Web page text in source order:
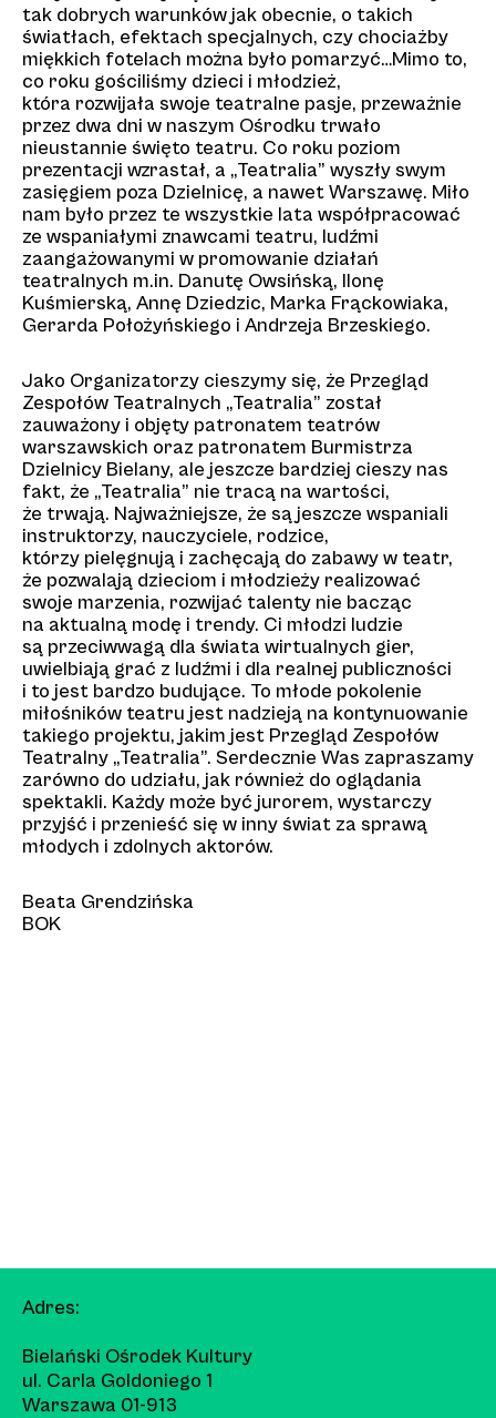
tak dobrych warunków jak obecnie, o takich
światłach, efektach specjalnych, czy chociażby
miękkich fotelach można było pomarzyć…Mimo to,
co roku gościliśmy dzieci i młodzież,
która rozwijała swoje teatralne pasje, przeważnie
przez dwa dni w naszym Ośrodku trwało
nieustannie święto teatru. Co roku poziom
prezentacji wzrastał, a „Teatralia” wyszły swym
zasięgiem poza Dzielnicę, a nawet Warszawę. Miło
nam było przez te wszystkie lata współpracować
ze wspaniałymi znawcami teatru, ludźmi
zaangażowanymi w promowanie działań
teatralnych m.in. Danutę Owsińską, Ilonę
Kuśmierską, Annę Dziedzic, Marka Frąckowiaka,
Gerarda Położyńskiego i Andrzeja Brzeskiego.
Jako Organizatorzy cieszymy się, że Przegląd
Zespołów Teatralnych „Teatralia” został
zauważony i objęty patronatem teatrów
warszawskich oraz patronatem Burmistrza
Dzielnicy Bielany, ale jeszcze bardziej cieszy nas
fakt, że „Teatralia” nie tracą na wartości,
że trwają. Najważniejsze, że są jeszcze wspaniali
instruktorzy, nauczyciele, rodzice,
którzy pielęgnują i zachęcają do zabawy w teatr,
że pozwalają dzieciom i młodzieży realizować
swoje marzenia, rozwijać talenty nie bacząc
na aktualną modę i trendy. Ci młodzi ludzie
są przeciwwagą dla świata wirtualnych gier,
uwielbiają grać z ludźmi i dla realnej publiczności
i to jest bardzo budujące. To młode pokolenie
miłośników teatru jest nadzieją na kontynuowanie
takiego projektu, jakim jest Przegląd Zespołów
Teatralny „Teatralia”. Serdecznie Was zapraszamy
zarówno do udziału, jak również do oglądania
spektakli. Każdy może być jurorem, wystarczy
przyjść i przenieść się w inny świat za sprawą
młodych i zdolnych aktorów.
Beata Grendzińska
BOK
Adres:
Bielański Ośrodek Kultury
ul. Carla Goldoniego 1
Warszawa 01-913